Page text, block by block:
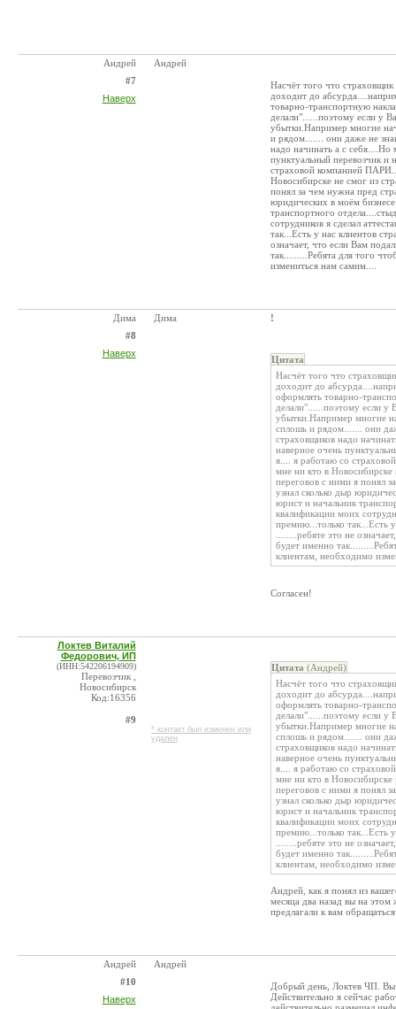
Андрей
#7
Наверх
Андрей
Насчёт того что
доходит до
товарно-транспортную
делали"......поэтому если у
убытки.Например многие
и рядом....... они даже не
надо начинать а с себя....Но
пунктуальный перевозчик
страховой компанией
Новосибирске не смог из
понял за чем нужна пред
юридических в моём
транспортного
сотрудников я сделал
так...Есть у нас клиентов
означает, что если Вам
так.........Ребята для того
измениться нам самим....
Дима
#8
Наверх
Дима !
Цитата
Насчёт того что
доходит до
оформлять товарно-
делали"......поэтому если у
убытки.Например многие
сплошь и рядом....... они
страховщиков надо
наверное очень
я.... я работаю со
мне ни кто в Новосибирске
переговов с ними я понял
узнал сколько дыр
юрист и начальник
квалификации моих
премию...только так...Есть
........ребяте это не
будет именно
клиентам, необходимо
Согласен!
Локтев Виталий
Федорович, ИП
(ИНН:542206194909)
Перевозчик ,
Новосибирск
Код:16356
#9
* контакт был изменен или
удален
Цитата (Андрей)
Насчёт того что
доходит до
оформлять товарно-
делали"......поэтому если у
убытки.Например многие
сплошь и рядом....... они
страховщиков надо
наверное очень
я.... я работаю со
мне ни кто в Новосибирске
переговов с ними я понял
узнал сколько дыр
юрист и начальник
квалификации моих
премию...только так...Есть
........ребяте это не
будет именно
клиентам, необходимо
Андрей, как я понял из
месяца два назад вы на
предлагали к вам
Андрей
#10
Наверх
Андрей
Добрый день, Локтев ЧП. Вы
Действительно я сейчас